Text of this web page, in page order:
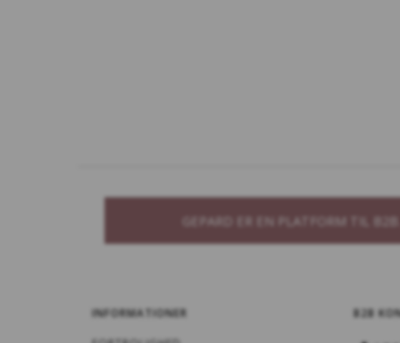
GEPARD ER EN PLATFORM TIL
INFORMATIONER B2B